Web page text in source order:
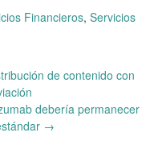
Financieros, Servicios
de contenido con
debería permanecer
→